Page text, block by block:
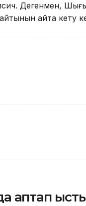
Дегенмен,
айта кету
аптап